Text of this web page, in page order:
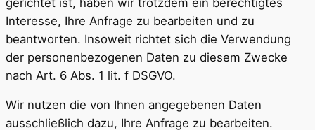
Interesse, Ihre Anfrage zu bearbeiten und zu
beantworten. Insoweit richtet sich die Verwendung
der personenbezogenen Daten zu diesem Zwecke
nach Art. 6 Abs. 1 lit. f DSGVO.
Wir nutzen die von Ihnen angegebenen Daten
ausschließlich dazu, Ihre Anfrage zu bearbeiten.